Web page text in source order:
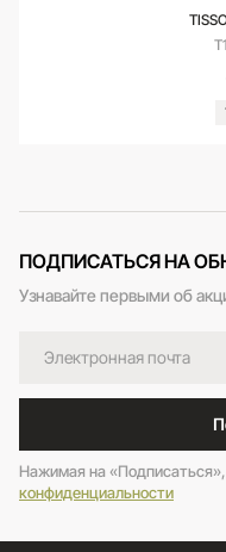
ПОДПИСАТЬСЯ НА
Узнавайте первыми об
Нажимая на «Подписаться»,
конфиденциальности